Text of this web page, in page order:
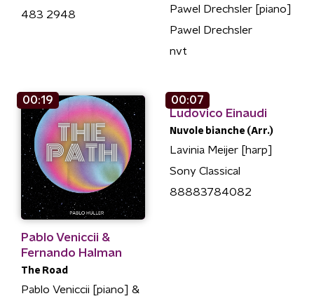
483 2948
Pawel Drechsler [piano]
Pawel Drechsler
nvt
00:19
Pablo Veniccii &
Fernando Halman
The Road
Pablo Veniccii [piano] &
00:07
Ludovico Einaudi
Nuvole bianche (Arr.)
Lavinia Meijer [harp]
Sony Classical